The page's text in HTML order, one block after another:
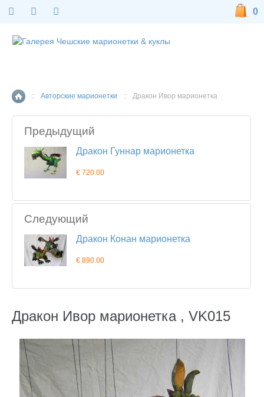
Главная страница
:: Авторские марионетки :: Дракон Ивор марионетка
Предыдущий
Дракон Гуннар марионетка
€ 720.00
Следующий
Дракон Конан марионетка
€ 890.00
Дракон Ивор марионетка , VK015
0